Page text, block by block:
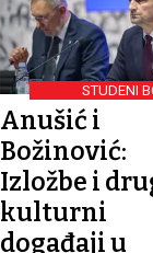
STUDENI
Anušić i
Božinović:
Izložbe i
kulturni
događaji u